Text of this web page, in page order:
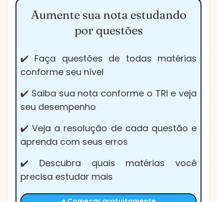
Aumente sua nota estudando
por questões
✔️ Faça questões de todas matérias
conforme seu nível
✔️ Saiba sua nota conforme o TRI e veja
seu desempenho
✔️ Veja a resolução de cada questão e
aprenda com seus erros
✔️ Descubra quais matérias você
precisa estudar mais